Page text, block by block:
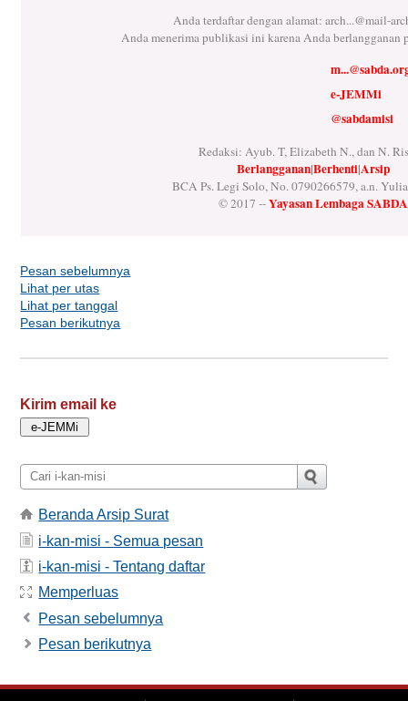
Anda terdaftar dengan alamat:arch...@mail-
Anda menerima publikasi ini karena Anda
e-JEMMi
@sabdamisi
Redaksi: Ayub. T, Elizabeth N., dan N.
Berlangganan|Berhenti|Arsip
BCA Ps. Legi Solo, No. 0790266579, a.n.
© 2017 --Yayasan Lembaga SABDA
Pesan sebelumnya
Lihat per utas
Lihat per tanggal
Pesan berikutnya
Kirim email ke
Beranda Arsip Surat
i-kan-misi - Semua pesan
i-kan-misi - Tentang daftar
Memperluas
Pesan sebelumnya
Pesan berikutnya